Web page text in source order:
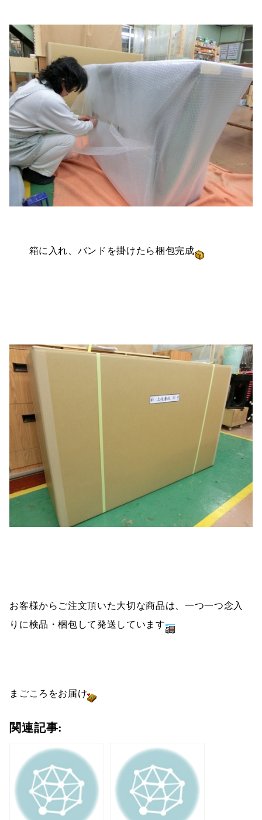
箱に入れ、バンドを掛けたら梱包完成
お客様からご注文頂いた大切な商品は、一つ一つ念入
りに検品・梱包して発送しています
まごころをお届け
関連記事: